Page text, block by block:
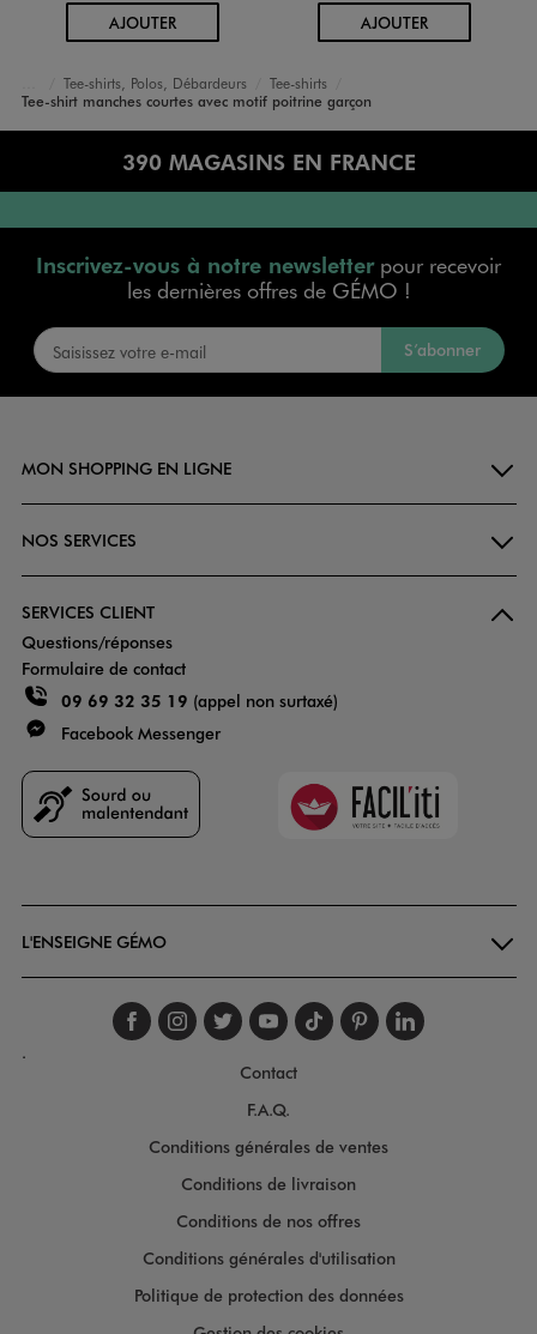
AJOUTERAU PANIER AJOUTERAU PANIER
Accueil
Garçon
Vêtements
Tee-shirts, Polos, Débardeurs
Tee-shirts
Tee-shirt manches courtes avec motif poitrine garçon
390 MAGASINS EN FRANCE
Inscrivez-vous à notre newsletterpour recevoir
les dernières offres de GÉMO !
S’abonner
MON SHOPPING EN LIGNE
NOS SERVICES
SERVICES CLIENT
Questions/réponses
Formulaire de contact
09 69 32 35 19 (appel non surtaxé)
Facebook Messenger
Faciliti
L'ENSEIGNE GÉMO
Suivez-nous sur
Suivez-nous sur
Suivez-nous sur
Suivez-nous
Suivez-nous
Suivez-
.
Contact
F.A.Q.
Conditions générales de ventes
Conditions de livraison
Conditions de nos offres
Conditions générales d'utilisation
Politique de protection des données